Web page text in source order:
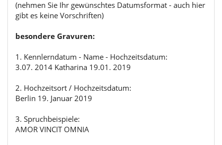
(nehmen Sie Ihr gewünschtes Datumsformat - auch hier
gibt es keine Vorschriften)
besondere Gravuren:
1. Kennlerndatum - Name - Hochzeitsdatum:
3.07. 2014 Katharina 19.01. 2019
2. Hochzeitsort / Hochzeitsdatum:
Berlin 19. Januar 2019
3. Spruchbeispiele:
AMOR VINCIT OMNIA